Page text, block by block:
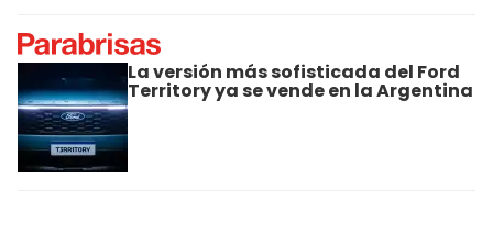
La versión más sofisticada del Ford
Territory ya se vende en la Argentina